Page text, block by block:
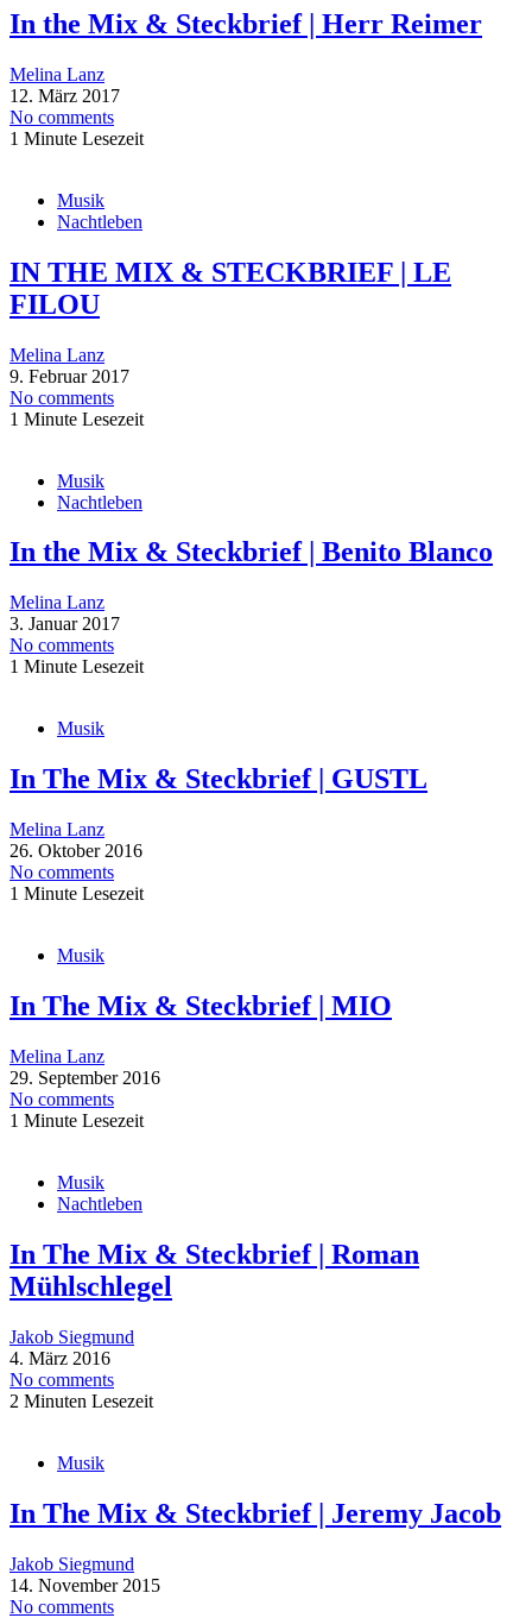
In the Mix & Steckbrief | Herr Reimer
Melina Lanz
12. März 2017
No comments
1 Minute Lesezeit
Musik
Nachtleben
IN THE MIX & STECKBRIEF | LE
FILOU
Melina Lanz
9. Februar 2017
No comments
1 Minute Lesezeit
Musik
Nachtleben
In the Mix & Steckbrief | Benito Blanco
Melina Lanz
3. Januar 2017
No comments
1 Minute Lesezeit
Musik
In The Mix & Steckbrief | GUSTL
Melina Lanz
26. Oktober 2016
No comments
1 Minute Lesezeit
Musik
In The Mix & Steckbrief | MIO
Melina Lanz
29. September 2016
No comments
1 Minute Lesezeit
Musik
Nachtleben
In The Mix & Steckbrief | Roman
Mühlschlegel
Jakob Siegmund
4. März 2016
No comments
2 Minuten Lesezeit
Musik
In The Mix & Steckbrief | Jeremy Jacob
Jakob Siegmund
14. November 2015
No comments